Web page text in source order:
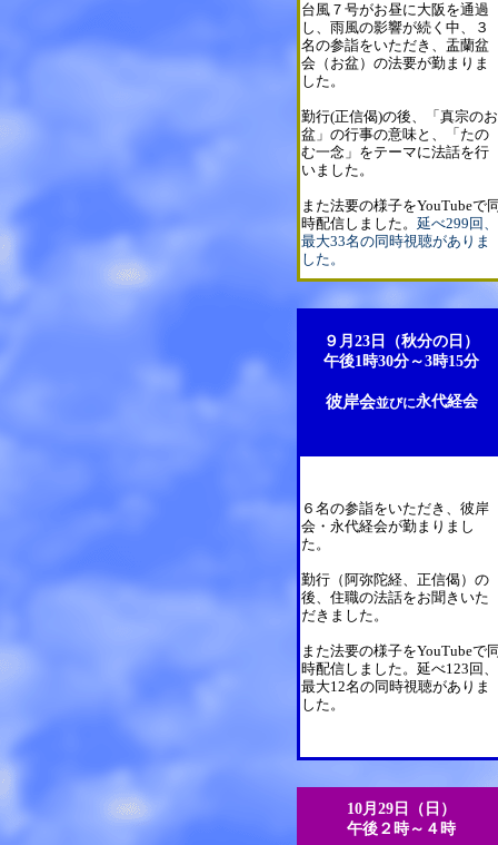
台風７号がお昼に大阪を通過
し、雨風の影響が続く中、３
名の参詣をいただき、盂蘭盆
会（お盆）の法要が勤まりま
した。
勤行(正信偈)の後、「真宗のお
盆」の行事の意味と、「たの
む一念」をテーマに法話を行
いました。
また法要の様子をYouTubeで
時配信しました。 延べ299回、
最大33名の同時視聴がありま
した。
９月23日（秋分の日）
午後1時30分～3時15分
彼岸会並びに永代経会
６名の参詣をいただき、彼岸
会・永代経会が勤まりまし
た。
勤行（阿弥陀経、正信偈）の
後、住職の法話をお聞きいた
だきました。
また法要の様子をYouTubeで
時配信しました。延べ123回、
最大12名の同時視聴がありま
した。
10月29日（日）
午後２時～４時